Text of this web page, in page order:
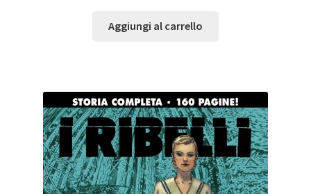
Aggiungi al carrello